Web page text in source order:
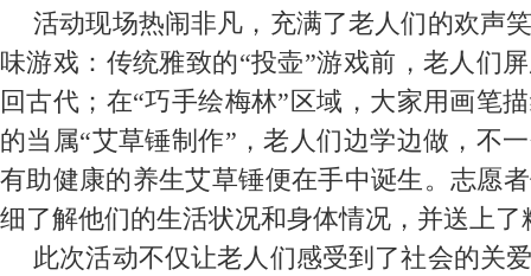
活动现场热闹非凡，充满了老人们的欢声
味游戏：传统雅致的“投壶”游戏前，老人们
回古代；在“巧手绘梅林”区域，大家用画笔
的当属“艾草锤制作”，老人们边学边做，不
有助健康的养生艾草锤便在手中诞生。志愿
细了解他们的生活状况和身体情况，并送上
此次活动不仅让老人们感受到了社会的关